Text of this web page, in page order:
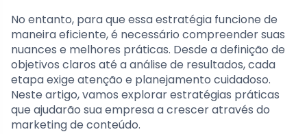
No entanto, para que essa estratégia funcione de
maneira eficiente, é necessário compreender suas
nuances e melhores práticas. Desde a definição de
objetivos claros até a análise de resultados, cada
etapa exige atenção e planejamento cuidadoso.
Neste artigo, vamos explorar estratégias práticas
que ajudarão sua empresa a crescer através do
marketing de conteúdo.